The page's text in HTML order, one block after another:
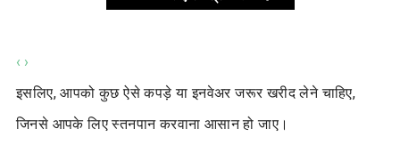
‹ ›
इसलिए, आपको कुछ ऐसे कपड़े या इनवेअर जरूर खरीद लेने चाहिए,
जिनसे आपके लिए स्तनपान करवाना आसान हो जाए।